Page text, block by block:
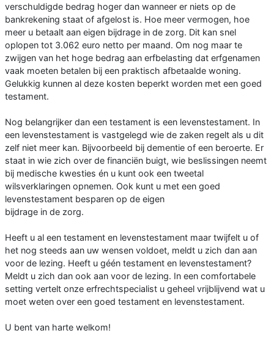
verschuldigde bedrag hoger dan wanneer er niets op de
bankrekening staat of afgelost is. Hoe meer vermogen, hoe
meer u betaalt aan eigen bijdrage in de zorg. Dit kan snel
oplopen tot 3.062 euro netto per maand. Om nog maar te
zwijgen van het hoge bedrag aan erfbelasting dat erfgenamen
vaak moeten betalen bij een praktisch afbetaalde woning.
Gelukkig kunnen al deze kosten beperkt worden met een goed
testament.
Nog belangrijker dan een testament is een levenstestament. In
een levenstestament is vastgelegd wie de zaken regelt als u dit
zelf niet meer kan. Bijvoorbeeld bij dementie of een beroerte. Er
staat in wie zich over de financiën buigt, wie beslissingen neemt
bij medische kwesties én u kunt ook een tweetal
wilsverklaringen opnemen. Ook kunt u met een goed
levenstestament besparen op de eigen
bijdrage in de zorg.
Heeft u al een testament en levenstestament maar twijfelt u of
het nog steeds aan uw wensen voldoet, meldt u zich dan aan
voor de lezing. Heeft u géén testament en levenstestament?
Meldt u zich dan ook aan voor de lezing. In een comfortabele
setting vertelt onze erfrechtspecialist u geheel vrijblijvend wat u
moet weten over een goed testament en levenstestament.
U bent van harte welkom!